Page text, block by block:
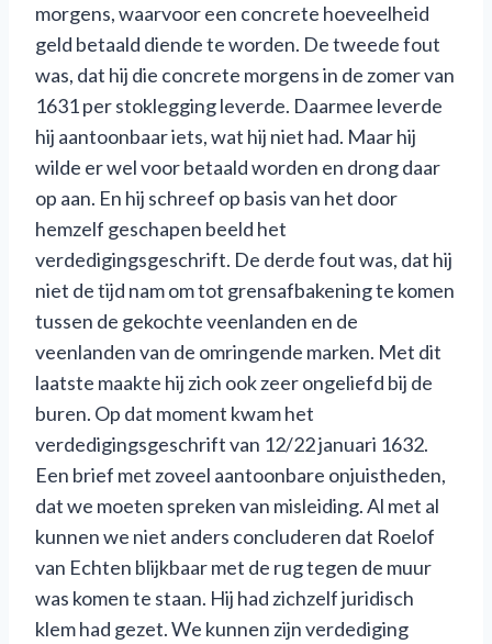
morgens, waarvoor een concrete hoeveelheid
geld betaald diende te worden. De tweede fout
was, dat hij die concrete morgens in de zomer van
1631 per stoklegging leverde. Daarmee leverde
hij aantoonbaar iets, wat hij niet had. Maar hij
wilde er wel voor betaald worden en drong daar
op aan. En hij schreef op basis van het door
hemzelf geschapen beeld het
verdedigingsgeschrift. De derde fout was, dat hij
niet de tijd nam om tot grensafbakening te komen
tussen de gekochte veenlanden en de
veenlanden van de omringende marken. Met dit
laatste maakte hij zich ook zeer ongeliefd bij de
buren. Op dat moment kwam het
verdedigingsgeschrift van 12/22 januari 1632.
Een brief met zoveel aantoonbare onjuistheden,
dat we moeten spreken van misleiding. Al met al
kunnen we niet anders concluderen dat Roelof
van Echten blijkbaar met de rug tegen de muur
was komen te staan. Hij had zichzelf juridisch
klem had gezet. We kunnen zijn verdediging